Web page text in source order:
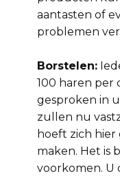
aantasten of
problemen
Borstelen:
100 haren per
gesproken in
zullen nu
hoeft zich
maken. Het is
voorkomen. U